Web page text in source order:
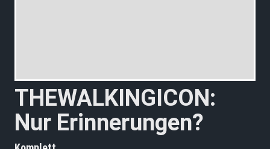
THEWALKINGICON:
Nur Erinnerungen?